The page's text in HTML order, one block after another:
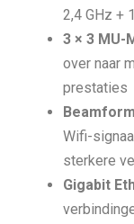
2,4 GHz +
3 × 3 MU-
over naar
prestaties
Wifi-
sterkere
Gigabit